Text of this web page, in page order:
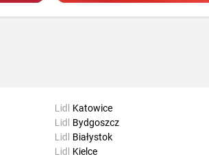
Lidl Katowice
Lidl Bydgoszcz
Lidl Białystok
Lidl Kielce